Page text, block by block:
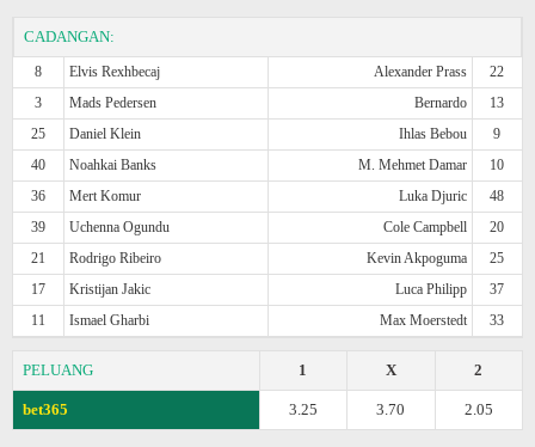
CADANGAN:
8 Elvis Rexhbecaj Alexander Prass
22
3
Mads Pedersen Bernardo
13
25
Daniel Klein Ihlas Bebou
9
40
Noahkai Banks M. Mehmet Damar
10
36
Mert Komur Luka Djuric
48
39
Uchenna Ogundu Cole Campbell
20
21
Rodrigo Ribeiro Kevin Akpoguma
25
17
Kristijan Jakic Luca Philipp
37
11
Ismael Gharbi Max Moerstedt 33
PELUANG 2
X
1
bet365 2.05
3.70
3.25